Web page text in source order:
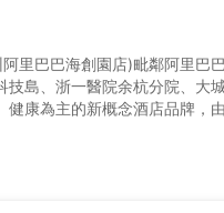
里巴巴海創園店)毗鄰阿里巴巴
島、浙一醫院余杭分院、大城
健康為主的新概念酒店品牌，
造，專為年輕、睿智、充滿活
，Zsmart智尚酒店始終是您
阿里巴巴海創園店)毗鄰阿里巴
康為主的新概念酒店品牌，由